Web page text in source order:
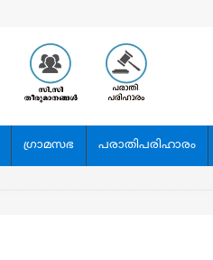
ഗ്രാമസഭ പരാതിപരിഹാരം